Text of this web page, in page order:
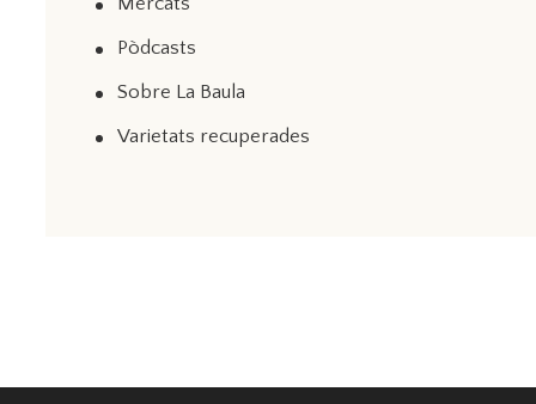
Pòdcasts
Sobre La Baula
Varietats recuperades